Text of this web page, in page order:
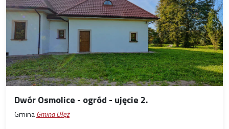
Dwór Osmolice - ogród - ujęcie 2.
GminaGmina Ułęż